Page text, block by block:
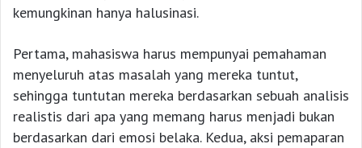
kemungkinan hanya halusinasi.
Pertama, mahasiswa harus mempunyai pemahaman
menyeluruh atas masalah yang mereka tuntut,
sehingga tuntutan mereka berdasarkan sebuah analisis
realistis dari apa yang memang harus menjadi bukan
berdasarkan dari emosi belaka. Kedua, aksi pemaparan